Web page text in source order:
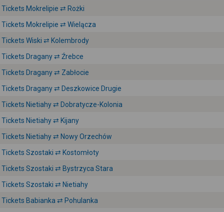
Tickets Mokrelipie ⇄ Rożki
Tickets Mokrelipie ⇄ Wielącza
Tickets Wiski ⇄ Kolembrody
Tickets Dragany ⇄ Źrebce
Tickets Dragany ⇄ Zabłocie
Tickets Dragany ⇄ Deszkowice Drugie
Tickets Nietiahy ⇄ Dobratycze-Kolonia
Tickets Nietiahy ⇄ Kijany
Tickets Nietiahy ⇄ Nowy Orzechów
Tickets Szostaki ⇄ Kostomłoty
Tickets Szostaki ⇄ Bystrzyca Stara
Tickets Szostaki ⇄ Nietiahy
Tickets Babianka ⇄ Pohulanka